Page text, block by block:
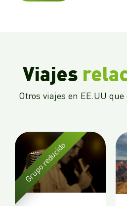
Viajes
Otros viajes en EE.UU
Grupo reducido